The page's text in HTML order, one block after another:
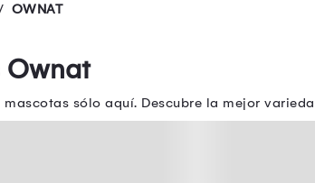
OWNAT
Ownat
sólo aquí. Descubre la mejor